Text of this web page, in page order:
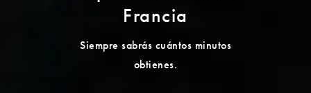
Francia
Siempre sabrás cuántos minutos
obtienes.